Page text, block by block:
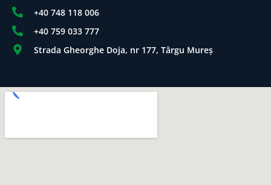
+40 748 118 006
+40 759 033 777
Strada Gheorghe Doja, nr 177, Târgu Mureș